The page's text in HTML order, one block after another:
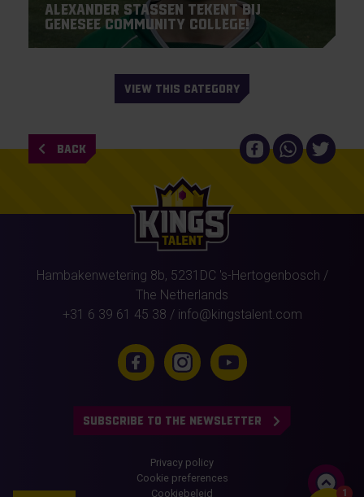
Alexander Stassen tekent bij
Genesee Community College!
VIEW THIS CATEGORY
BACK
Hambakenwetering 8b, 5231DC 's-Hertogenbosch /
The Netherlands
+31 6 39 61 45 38 / info@kingstalent.com
SUBSCRIBE TO THE NEWSLETTER
Privacy policy
Cookie preferences
Cookiebeleid
1